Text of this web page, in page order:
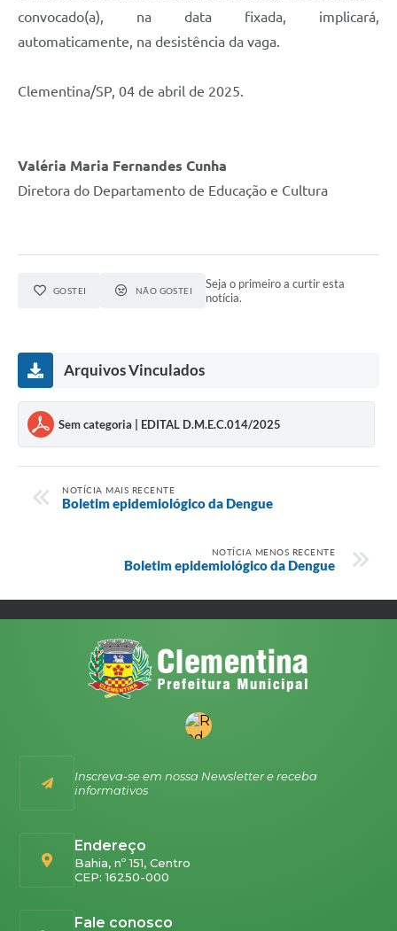
convocado(a), na data fixada, implicará,
automaticamente, na desistência da vaga.
Clementina/SP, 04 de abril de 2025.
Valéria Maria Fernandes Cunha
Diretora do Departamento de Educação e Cultura
GOSTEI NÃO GOSTEI
Seja o primeiro a curtir esta
notícia.
Arquivos Vinculados
Sem categoria | EDITAL D.M.E.C.014/2025
NOTÍCIA MAIS RECENTE
Boletim epidemiológico da Dengue
NOTÍCIA MENOS RECENTE
Boletim epidemiológico da Dengue
Inscreva-se em nossa Newsletter e receba
informativos
Endereço
Bahia, nº 151, Centro
CEP: 16250-000
Fale conosco